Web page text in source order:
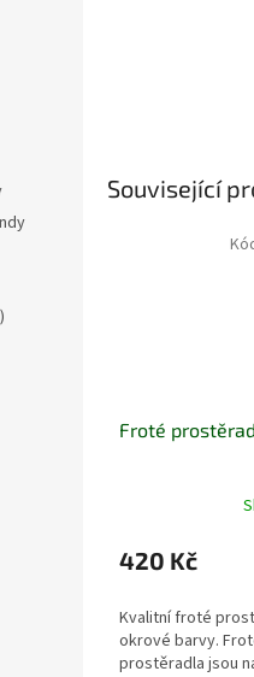
Související
Froté
420 Kč
Kvalitní froté
okrové barvy.
prostěradla jsou